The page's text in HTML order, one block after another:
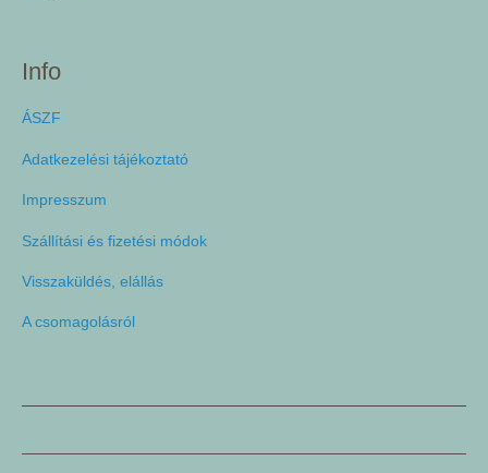
Info
ÁSZF
Adatkezelési tájékoztató
Impresszum
Szállítási és fizetési módok
Visszaküldés, elállás
A csomagolásról